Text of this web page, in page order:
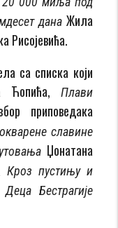
дана Жила
Рисојевића.
са списка који
Ћопића,
Плави
приповедака
славине
Џонатана
Кроз пустињу и
Деца Бестрагије